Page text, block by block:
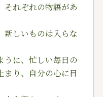
それぞれの物語があ
新しいものは入らな
うに、忙しい毎日の
まり、自分の心に目